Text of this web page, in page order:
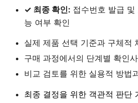
✓ 최종 확인: 접수번호 발급
능 여부 확인
실제 제품 선택 기준과 구체적
구매 과정에서의 단계별 확인
비교 검토를 위한 실용적 방법
최종 결정을 위한 객관적 판단